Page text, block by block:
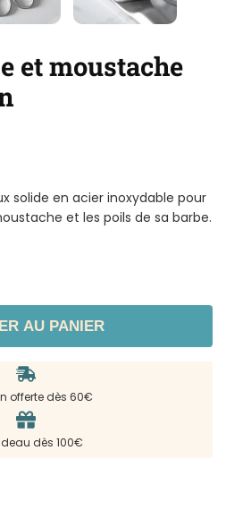
et moustache
solide en acier inoxydable pour
et les poils de sa barbe.
AU PANIER
offerte dès 60€
dès 100€